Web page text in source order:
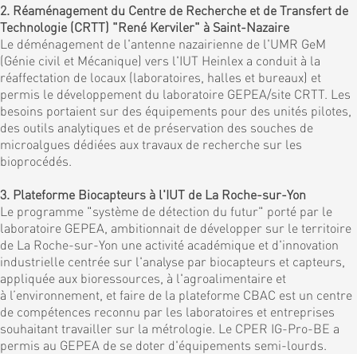
2. Réaménagement du Centre de Recherche et de Transfert de
Technologie (CRTT) "René Kerviler" à Saint-Nazaire
Le déménagement de l'antenne nazairienne de l'UMR GeM
(Génie civil et Mécanique) vers l'IUT Heinlex a conduit à la
réaffectation de locaux (laboratoires, halles et bureaux) et
permis le développement du laboratoire GEPEA/site CRTT. Les
besoins portaient sur des équipements pour des unités pilotes,
des outils analytiques et de préservation des souches de
microalgues dédiées aux travaux de recherche sur les
bioprocédés.
3. Plateforme Biocapteurs à l'IUT de La Roche-sur-Yon
Le programme "système de détection du futur" porté par le
laboratoire GEPEA, ambitionnait de développer sur le territoire
de La Roche-sur-Yon une activité académique et d'innovation
industrielle centrée sur l'analyse par biocapteurs et capteurs,
appliquée aux bioressources, à l'agroalimentaire et
à l’environnement, et faire de la plateforme CBAC est un centre
de compétences reconnu par les laboratoires et entreprises
souhaitant travailler sur la métrologie. Le CPER IG-Pro-BE a
permis au GEPEA de se doter d'équipements semi-lourds.